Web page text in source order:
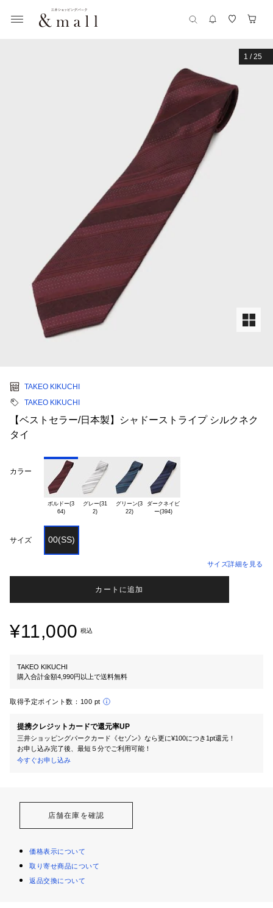
1 /25
TAKEO KIKUCHI
TAKEO KIKUCHI
【ベストセラー/日本製】シャドーストライプ シルクネク
タイ
カラー
ボルドー(3
64)
グレー(31
グリーン(3
22)
ダークネイビ
サイズ 00(SS)
サイズ詳細を見る
カートに追加
¥11,000 税込
TAKEO KIKUCHI
購入合計金額4,990円以上で送料無料
取得予定ポイント数： 100 pt
提携クレジットカードで還元率UP
三井ショッピングパークカード《セゾン》なら更に¥100につき1pt還元！
お申し込み完了後、最短５分でご利用可能！
今すぐお申し込み
店舗在庫を確認
価格表示について
取り寄せ商品について
返品交換について